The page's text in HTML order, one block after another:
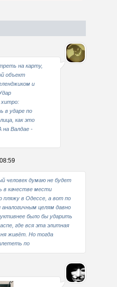
на карту,
объект
и
хитро:
в ударе по
как это
на Валдае -
человек думаю не будет
в качестве мести
пляжу в Одессе, а вот по
аналогичным целям давно
было бы ударить
где вся эта элитная
живёт. Но тогда
по